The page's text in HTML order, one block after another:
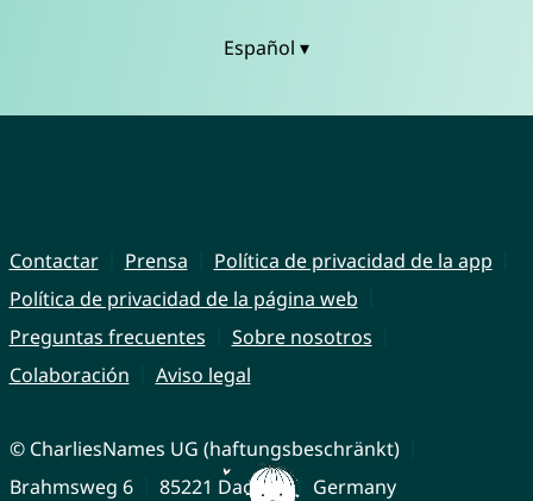
Español ▾
Contactar Prensa
Política de privacidad de la app
Política de privacidad de la página web
Preguntas frecuentes
Sobre nosotros
Colaboración
Aviso legal
© CharliesNames UG (haftungsbeschränkt)
Brahmsweg 6
85221 Dachau Germany